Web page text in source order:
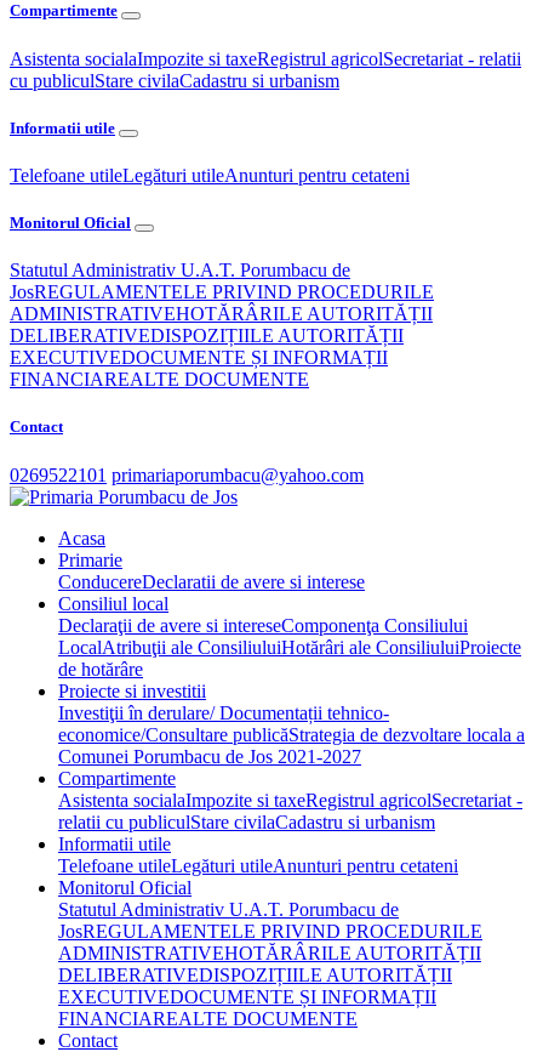
Compartimente
Asistenta socialaImpozite si taxeRegistrul agricolSecretariat - relatii
cu publiculStare civilaCadastru si urbanism
Informatii utile
Telefoane utileLegături utileAnunturi pentru cetateni
Monitorul Oficial
Statutul Administrativ U.A.T. Porumbacu de
JosREGULAMENTELE PRIVIND PROCEDURILE
ADMINISTRATIVEHOTĂRÂRILE AUTORITĂȚII
DELIBERATIVEDISPOZIȚIILE AUTORITĂȚII
EXECUTIVEDOCUMENTE ȘI INFORMAȚII
FINANCIAREALTE DOCUMENTE
Contact
0269522101 primariaporumbacu@yahoo.com
Acasa
Primarie
ConducereDeclaratii de avere si interese
Consiliul local
Declaraţii de avere si intereseComponenţa Consiliului
LocalAtribuţii ale ConsiliuluiHotărâri ale ConsiliuluiProiecte
de hotărâre
Proiecte si investitii
Investiţii în derulare/ Documentații tehnico-
economice/Consultare publicăStrategia de dezvoltare locala a
Comunei Porumbacu de Jos 2021-2027
Compartimente
Asistenta socialaImpozite si taxeRegistrul agricolSecretariat -
relatii cu publiculStare civilaCadastru si urbanism
Informatii utile
Telefoane utileLegături utileAnunturi pentru cetateni
Monitorul Oficial
Statutul Administrativ U.A.T. Porumbacu de
JosREGULAMENTELE PRIVIND PROCEDURILE
ADMINISTRATIVEHOTĂRÂRILE AUTORITĂȚII
DELIBERATIVEDISPOZIȚIILE AUTORITĂȚII
EXECUTIVEDOCUMENTE ȘI INFORMAȚII
FINANCIAREALTE DOCUMENTE
Contact